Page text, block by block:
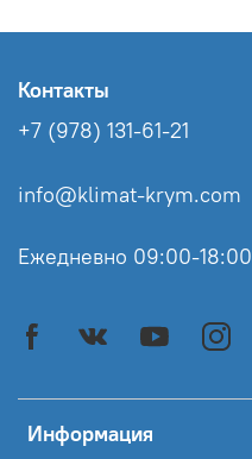
Информация
Контакты
+7 (978) 131-61-21
info@klimat-krym.com
Ежедневно 09:00-18:00